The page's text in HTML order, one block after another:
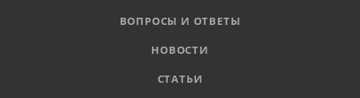
ВОПРОСЫ И ОТВЕТЫ
НОВОСТИ
СТАТЬИ